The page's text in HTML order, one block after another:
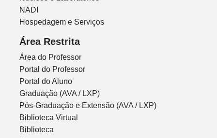
NADI
Hospedagem e Serviços
Área Restrita
Área do Professor
Portal do Professor
Portal do Aluno
Graduação (AVA / LXP)
Pós-Graduação e Extensão (AVA / LXP)
Biblioteca Virtual
Biblioteca